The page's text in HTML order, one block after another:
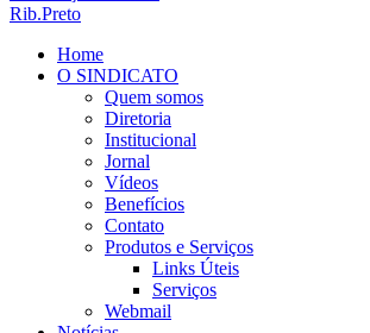
Home
O SINDICATO
Quem somos
Diretoria
Institucional
Jornal
Vídeos
Benefícios
Contato
Produtos e Serviços
Links Úteis
Serviços
Webmail